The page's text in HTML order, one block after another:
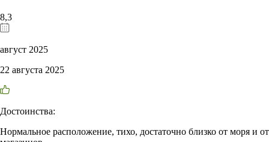
8,3
август 2025
22 августа 2025
Достоинства:
Нормальное расположение, тихо, достаточно близко от моря и от